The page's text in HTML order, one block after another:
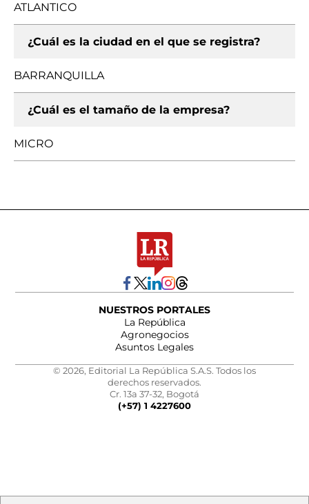
ATLANTICO
¿Cuál es la ciudad en el que se registra?
BARRANQUILLA
¿Cuál es el tamaño de la empresa?
MICRO
NUESTROS PORTALES
La República
Agronegocios
Asuntos Legales
© 2026, Editorial La República S.A.S. Todos los
derechos reservados.
Cr. 13a 37-32, Bogotá
(+57) 1 4227600